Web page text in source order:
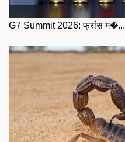
G7 Summit 2026: फ्रांस म�...